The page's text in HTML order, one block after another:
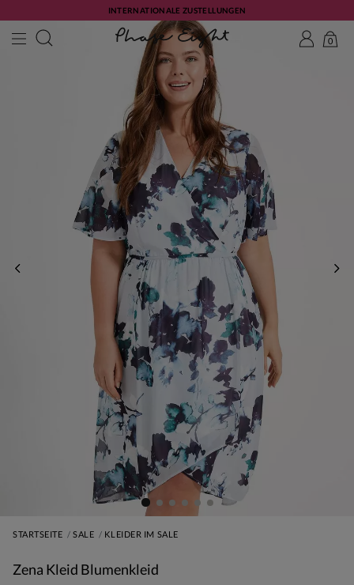
INTERNATIONALE ZUSTELLUNGEN
0
STARTSEITE SALE KLEIDER IM SALE
Zena Kleid Blumenkleid